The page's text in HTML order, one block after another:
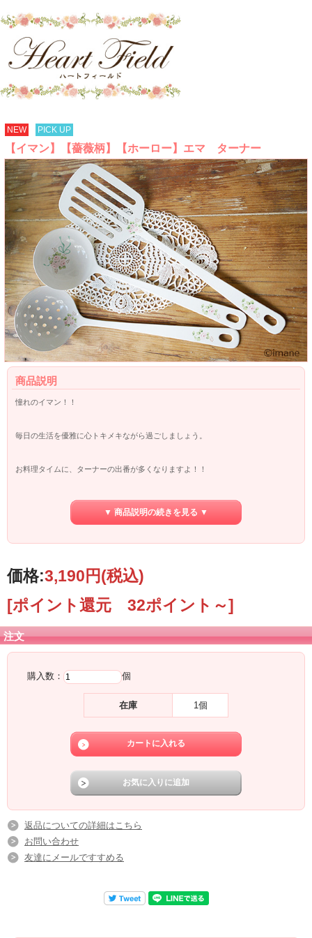
NEW PICK UP
【イマン】【薔薇柄】【ホーロー】エマ ターナー
商品説明
憧れのイマン！！
毎日の生活を優雅に心トキメキながら過ごしましょう。
お料理タイムに、ターナーの出番が多くなりますよ！！
エマのターナーを使用して美味しく作りましょう♪
材質 ： ステンレススチール琺瑯
【ホーロー製品について】
下記の場合は不良品ではありませんのでご注意下さい。
この部分はホーローがかかりにくいためこの様になります。
・ホーローを焼く時に吊るすため、吊るしたあとが残る場合があります。
また、焼く際に細かな黒い点がつく場合もございますが、ご了承の程お願いいた
▼ 商品説明の続きを見る ▼
価格:3,190円(税込)
[ポイント還元 32ポイント～]
注文
購入数： 個
在庫 1個
返品についての詳細はこちら
お問い合わせ
友達にメールですすめる